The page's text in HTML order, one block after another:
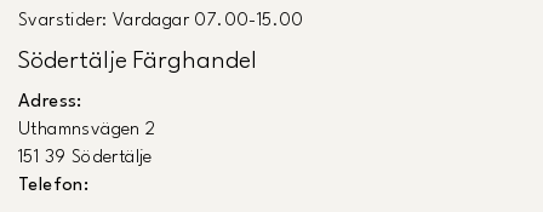
Svarstider: Vardagar 07.00-15.00
Södertälje Färghandel
Adress:
Uthamnsvägen 2
151 39 Södertälje
Telefon: